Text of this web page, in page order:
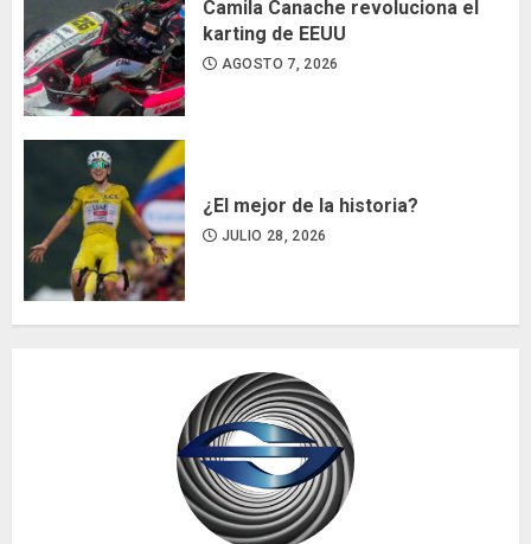
Camila Canache revoluciona el
karting de EEUU
AGOSTO 7, 2026
¿El mejor de la historia?
JULIO 28, 2026